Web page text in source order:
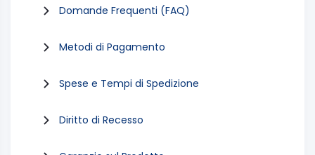
Domande Frequenti (FAQ)
Metodi di Pagamento
Spese e Tempi di Spedizione
Diritto di Recesso